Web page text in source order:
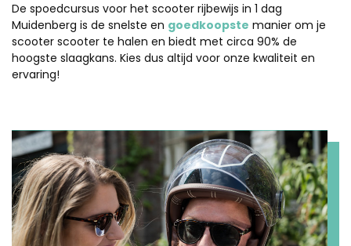
De spoedcursus voor het scooter rijbewijs in 1 dag
Muidenberg is de snelste en goedkoopste manier om je
scooter scooter te halen en biedt met circa 90% de
hoogste slaagkans. Kies dus altijd voor onze kwaliteit en
ervaring!